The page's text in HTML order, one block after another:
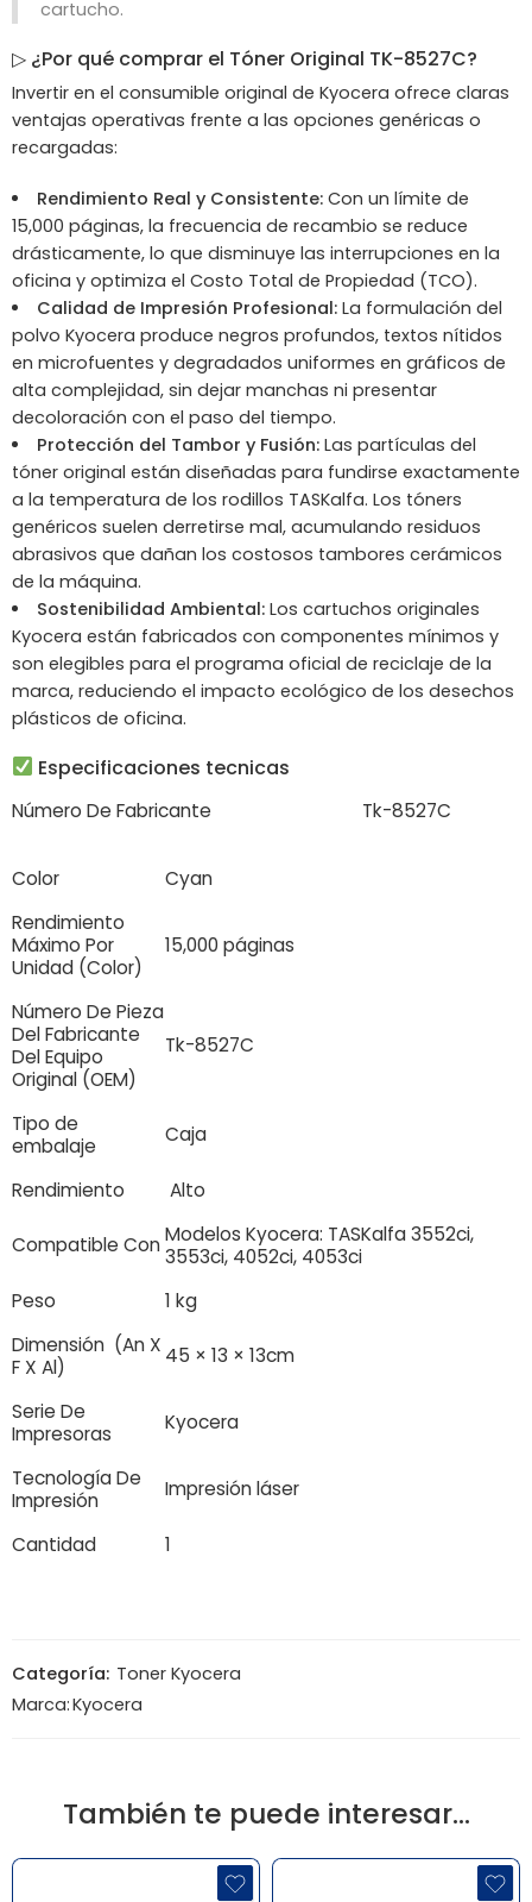
cartucho.
▷ ¿Por qué comprar el Tóner Original TK-8527C?
Invertir en el consumible original de Kyocera ofrece claras
ventajas operativas frente a las opciones genéricas o
recargadas:
Rendimiento Real y Consistente:Con un límite de
15,000 páginas, la frecuencia de recambio se reduce
drásticamente, lo que disminuye las interrupciones en la
oficina y optimiza el Costo Total de Propiedad (TCO).
Calidad de Impresión Profesional:La formulación del
polvo Kyocera produce negros profundos, textos nítidos
en microfuentes y degradados uniformes en gráficos de
alta complejidad, sin dejar manchas ni presentar
decoloración con el paso del tiempo.
Protección del Tambor y Fusión:Las partículas del
tóner original están diseñadas para fundirse exactamente
a la temperatura de los rodillos TASKalfa. Los tóners
genéricos suelen derretirse mal, acumulando residuos
abrasivos que dañan los costosos tambores cerámicos
de la máquina.
Sostenibilidad Ambiental:Los cartuchos originales
Kyocera están fabricados con componentes mínimos y
son elegibles para el programa oficial de reciclaje de la
marca, reduciendo el impacto ecológico de los desechos
plásticos de oficina.
Especificaciones tecnicas
Número De Fabricante Tk-8527C
Color
Cyan
Rendimiento
Máximo Por
Unidad (Color)
15,000 páginas
Número De Pieza
Del Fabricante
Del Equipo
Original (OEM)
Tk-8527C
Tipo de
embalaje
Caja
Rendimiento Alto
Compatible ConModelos Kyocera: TASKalfa 3552ci,
3553ci, 4052ci, 4053ci
Peso
1 kg
Dimensión (An X
F X Al)
45 × 13 × 13cm
Serie De
Impresoras
Kyocera
Tecnología De
Impresión
Impresión láser
Cantidad 1
Categoría: Toner Kyocera
Marca:Kyocera
También te puede interesar…